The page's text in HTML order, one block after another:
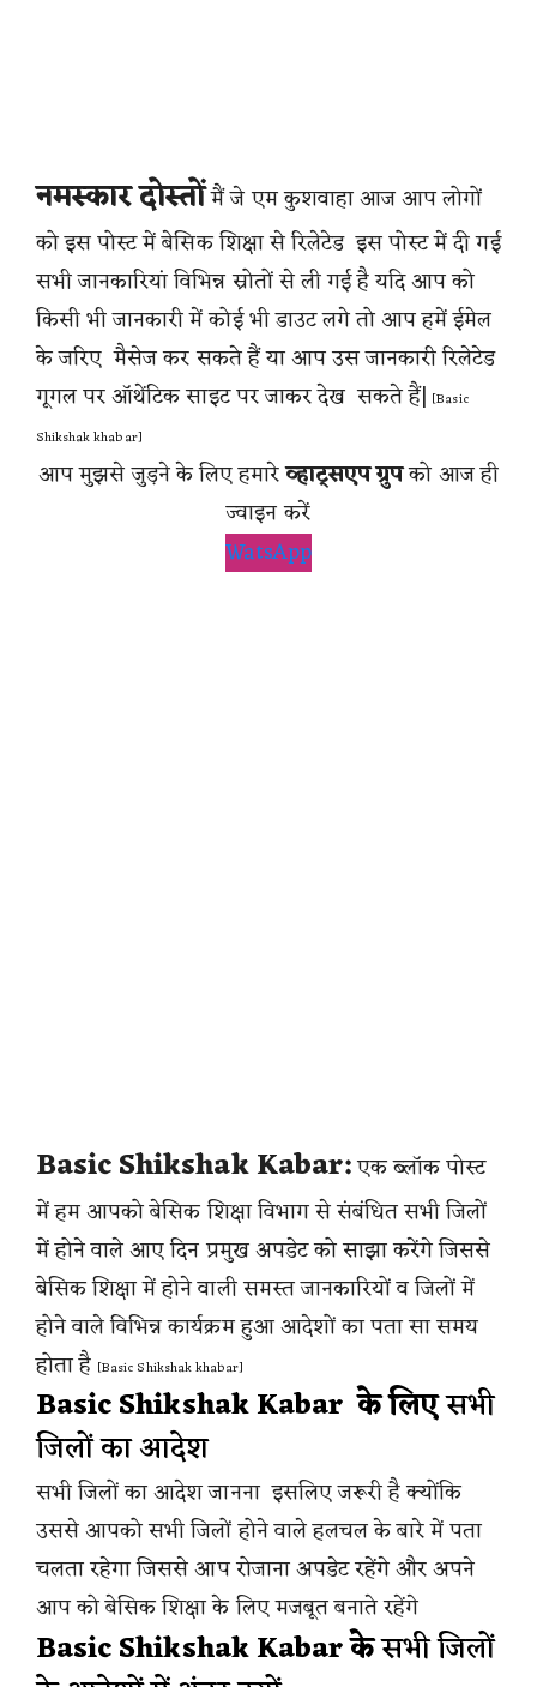
नमस्कार दोस्तोंमैं जे एम कुशवाहा आज आप लोगों
को इस पोस्ट में बेसिक शिक्षा से रिलेटेड इस पोस्ट में दी गई
सभी जानकारियां विभिन्न स्रोतों से ली गई है यदि आप को
किसी भी जानकारी में कोई भी डाउट लगे तो आप हमें ईमेल
के जरिए मैसेज कर सकते हैं या आप उस जानकारी रिलेटेड
गूगल पर ऑथेंटिक साइट पर जाकर देख सकते हैं| [Basic
Shikshak khabar]
आप मुझसे जुड़ने के लिए हमारेव्हाट्सएप ग्रुपको आज ही
ज्वाइन करें
WatsApp
Basic Shikshak Kabar:एक ब्लॉक पोस्ट
में हम आपको बेसिक शिक्षा विभाग से संबंधित सभी जिलों
में होने वाले आए दिन प्रमुख अपडेट को साझा करेंगे जिससे
बेसिक शिक्षा में होने वाली समस्त जानकारियों व जिलों में
होने वाले विभिन्न कार्यक्रम हुआ आदेशों का पता सा समय
होता है [Basic Shikshak khabar]
Basic Shikshak Kabar के लिएसभी
जिलों का आदेश
सभी जिलों का आदेश जानना इसलिए जरूरी है क्योंकि
उससे आपको सभी जिलों होने वाले हलचल के बारे में पता
चलता रहेगा जिससे आप रोजाना अपडेट रहेंगे और अपने
आप को बेसिक शिक्षा के लिए मजबूत बनाते रहेंगे
Basic Shikshak Kabar केसभी जिलों